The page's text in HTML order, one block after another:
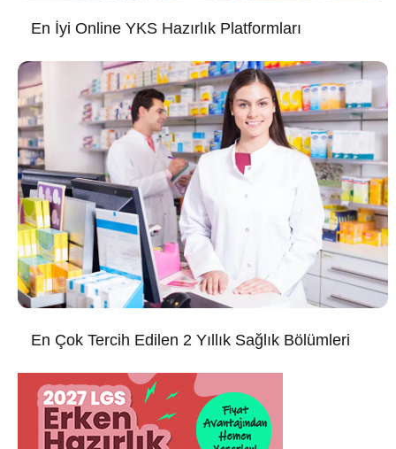
En İyi Online YKS Hazırlık Platformları
En Çok Tercih Edilen 2 Yıllık Sağlık Bölümleri